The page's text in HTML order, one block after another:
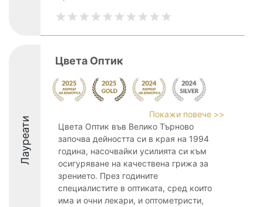
Лауреати
Цвета Оптик
Покажи повече >>
Цвета Оптик във Велико Търново
започва дейността си в края на 1994
година, насочвайки усилията си към
осигуряване на качествена грижа за
зрението. През годините
специалистите в оптиката, сред които
има и очни лекари, и оптометристи,